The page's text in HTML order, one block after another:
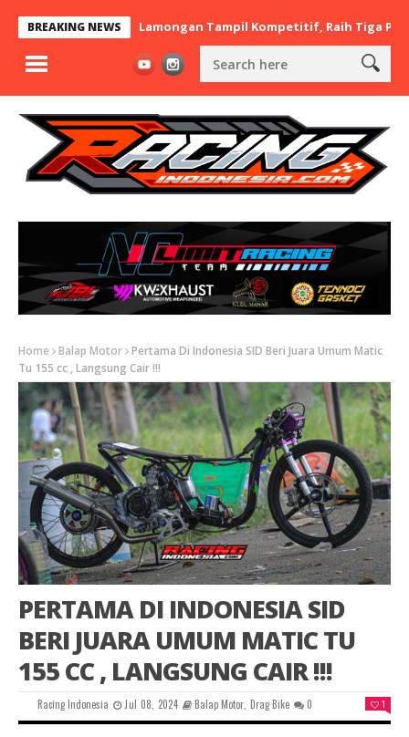
BREAKING NEWS
BaraBere Asal Lamongan Tampil Kompetitif, Raih Tiga Podium di
Home Balap Motor Pertama Di Indonesia SID Beri Juara Umum Matic
Tu 155 cc , Langsung Cair !!!
PERTAMA DI INDONESIA SID
BERI JUARA UMUM MATIC TU
155 CC , LANGSUNG CAIR !!!
Racing Indonesia Jul 08, 2024 Balap Motor, Drag Bike 0 1